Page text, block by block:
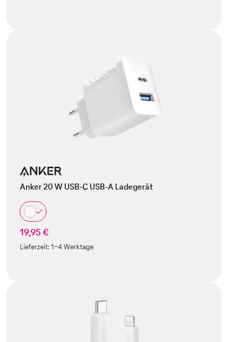
Anker 20 W USB-C USB-A Ladegerät
19,95 €
Lieferzeit:1-4 Werktage